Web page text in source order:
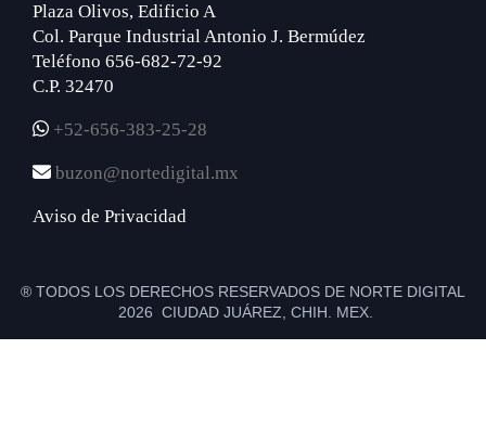
Plaza Olivos, Edificio A
Col. Parque Industrial Antonio J. Bermúdez
Teléfono 656-682-72-92
C.P. 32470
+52-656-383-25-28
buzon@nortedigital.mx
Aviso de Privacidad
® TODOS LOS DERECHOS RESERVADOS DE NORTE DIGITAL
2026 CIUDAD JUÁREZ, CHIH. MEX.